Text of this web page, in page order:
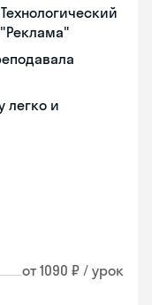
легко и
от 1090 ₽ / урок